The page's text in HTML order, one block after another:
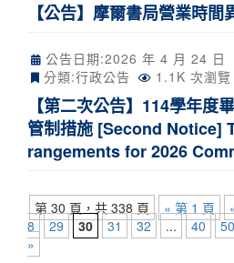
【公告】摩爾書局營業時間
公告日期:2026 年 4 月 24 日
分類:行政公告 1.1K 次瀏覽
【第二次公告】114學年度
管制措施 [Second Notice]
rangements for 2026
第 30 頁，共 338 頁 « 第 1 頁
8
29 30 31 32 ... 40 50
»